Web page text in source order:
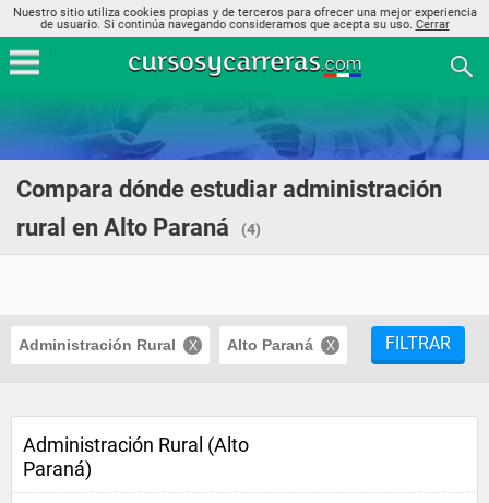
Nuestro sitio utiliza cookies propias y de terceros para ofrecer una mejor experiencia
de usuario. Si continúa navegando consideramos que acepta su uso. Cerrar
Compara dónde estudiar administración
rural en Alto Paraná
(4)
Administración Rural Alto Paraná FILTRAR
Administración Rural (Alto
Paraná)